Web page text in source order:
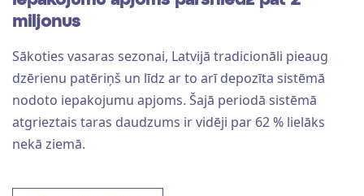
miljonus
Sākoties vasaras sezonai, Latvijā tradicionāli pieaug
dzērienu patēriņš un līdz ar to arī depozīta sistēmā
nodoto iepakojumu apjoms. Šajā periodā sistēmā
atgrieztais taras daudzums ir vidēji par 62 % lielāks
nekā ziemā.